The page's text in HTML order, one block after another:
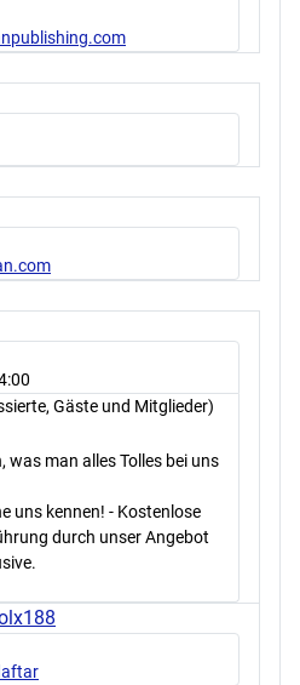
Gäste und Mitglieder)
was man alles Tolles bei uns
uns kennen! - Kostenlose
durch unser Angebot